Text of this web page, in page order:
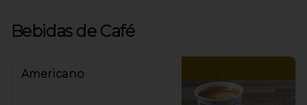
Bebidas de Café
Americano